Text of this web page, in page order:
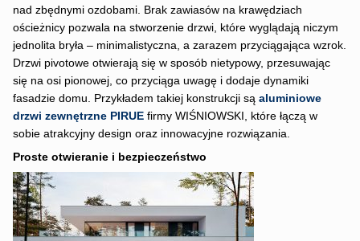
nad zbędnymi ozdobami. Brak zawiasów na krawędziach
ościeżnicy pozwala na stworzenie drzwi, które wyglądają niczym
jednolita bryła – minimalistyczna, a zarazem przyciągająca wzrok.
Drzwi pivotowe otwierają się w sposób nietypowy, przesuwając
się na osi pionowej, co przyciąga uwagę i dodaje dynamiki
fasadzie domu. Przykładem takiej konstrukcji są aluminiowe
drzwi zewnętrzne PIRUEfirmy WIŚNIOWSKI, które łączą w
sobie atrakcyjny design oraz innowacyjne rozwiązania.
Proste otwieranie i bezpieczeństwo